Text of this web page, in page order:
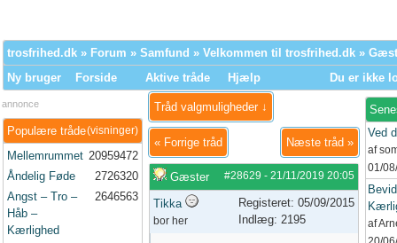
trosfrihed.dk » Forum » Samfund » Velkommen til trosfrihed.dk »
Ny bruger
Forside Aktive tråde Hjælp Du er ikke
annonce
(visninger)
Populære tråde
Mellemrummet 20959472
Åndelig Føde
2726320
Angst – Tro –
Håb –
Kærlighed
2646563
Tråd valgmuligheder ↓
« Forrige tråd Næste tråd »
#28629 - 21/11/2019 20:05
Gæster
Tikka
bor her
Registeret: 05/09/2015
Indlæg: 2195
Ved
af
01/
af